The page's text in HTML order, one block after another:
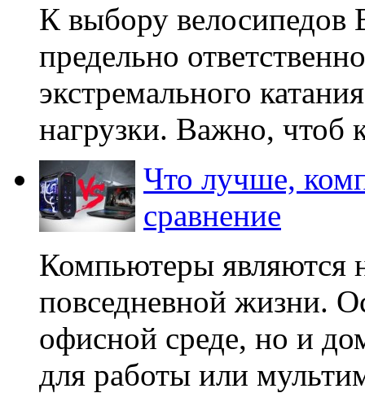
К выбору
предельно
экстремального
нагрузки. Важно, чтоб
Что лучше,
сравнение
Компьютеры являются
повседневной жизни.
офисной среде, но и
для работы или